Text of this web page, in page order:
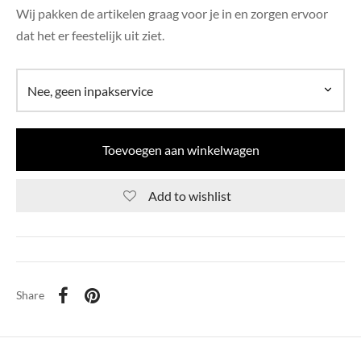
Wij pakken de artikelen graag voor je in en zorgen ervoor
dat het er feestelijk uit ziet.
Toevoegen aan winkelwagen
Add to wishlist
Share